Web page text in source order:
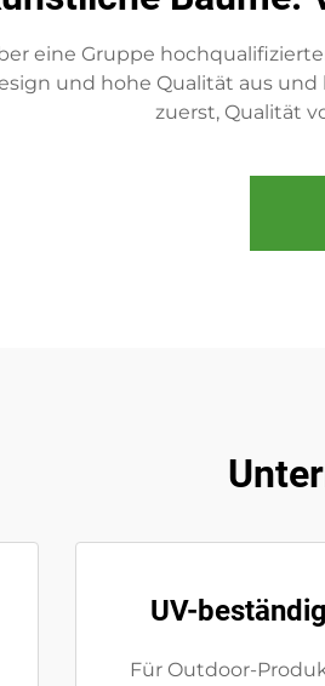
eine Gruppe
und hohe Qualität aus
zuerst, Qualität
UV-beständig
Für Outdoor-